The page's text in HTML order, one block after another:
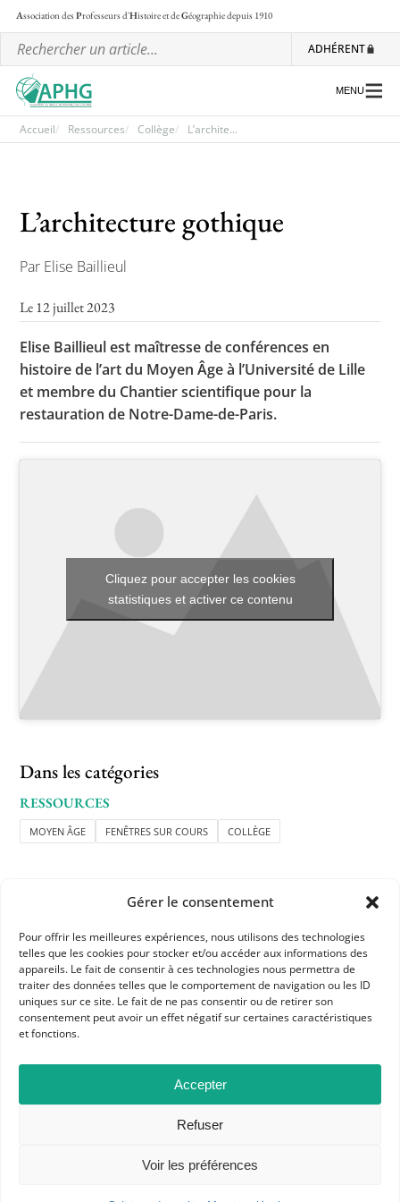
Gérer le consentement
Pour offrir les meilleures expériences, nous utilisons des technologies
telles que les cookies pour stocker et/ou accéder aux informations des
appareils. Le fait de consentir à ces technologies nous permettra de
traiter des données telles que le comportement de navigation ou les ID
uniques sur ce site. Le fait de ne pas consentir ou de retirer son
consentement peut avoir un effet négatif sur certaines caractéristiques
et fonctions.
Accepter
Refuser
Voir les préférences
Association desProfesseurs d'Histoire et deGéographiedepuis 1910
ADHÉRENT
Les régionales
Lettre d’information de l’APHG
L’APHG dans la presse
Les rendez-vous de l’APHG
Concours de recrutement
Concours scolaires
Conférences, tables rondes
MENU
Accueil Ressources Collège L’archite...
L’architecture gothique
Par Elise Baillieul
Le 12 juillet 2023
Elise Baillieul est maîtresse de conférences en
histoire de l’art du Moyen Âge à l’Université de Lille
et membre du Chantier scientifique pour la
restauration de Notre-Dame-de-Paris.
Cliquez pour accepter les cookies
statistiques et activer ce contenu
Dans les catégories
RESSOURCES
MOYEN ÂGE FENÊTRES SUR COURS COLLÈGE
APHG
Association des professeurs d'histoire et géographie
+ 33 0(1) 42 33 62 37
CONTACTEZ-NOUS
MENTIONS LÉGALES